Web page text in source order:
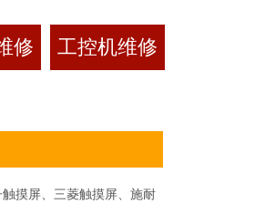
修 工控机维修
屏、三菱触摸屏、施耐